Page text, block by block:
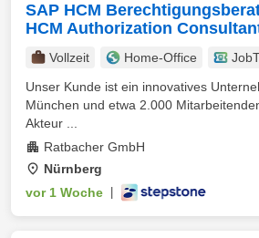
SAP HCM
HCM Authorization
Vollzeit Home-Office
Unser Kunde ist ein innovatives
München und etwa 2.000
Akteur ...
Ratbacher GmbH
Nürnberg
vor 1 Woche